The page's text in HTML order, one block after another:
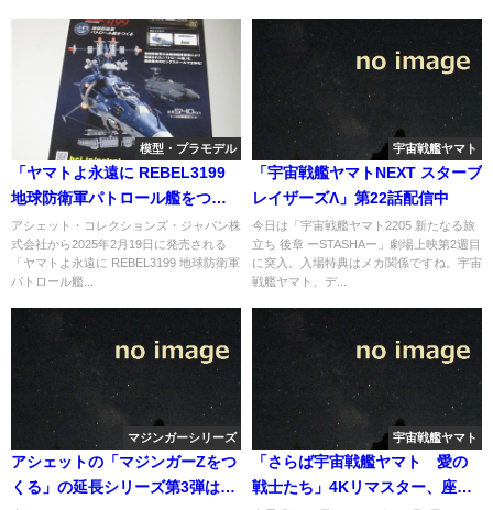
模型・プラモデル
「ヤマトよ永遠に REBEL3199
地球防衛軍パトロール艦をつく
る」（宇宙戦艦ヤマト2202をつ
くる 第297号）第47号
アシェット・コレクションズ・ジャパン株
式会社から2025年2月19日に発売される
「ヤマトよ永遠に REBEL3199 地球防衛軍
パトロール艦...
宇宙戦艦ヤマト
「宇宙戦艦ヤマトNEXT スターブ
レイザーズΛ」第22話配信中
今日は「宇宙戦艦ヤマト2205 新たなる旅
立ち 後章 ーSTASHAー」劇場上映第2週目
に突入。入場特典はメカ関係ですね。宇宙
戦艦ヤマト、デ...
マジンガーシリーズ
アシェットの「マジンガーZをつ
くる」の延長シリーズ第3弾は
宇宙戦艦ヤマト
「さらば宇宙戦艦ヤマト 愛の
戦士たち」4Kリマスター、座席